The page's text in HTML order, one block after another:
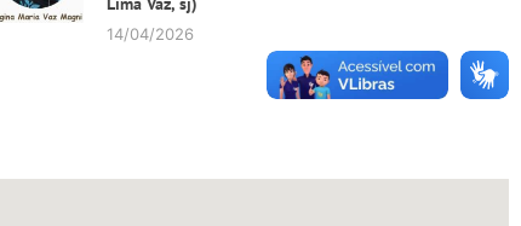
14/04/2026